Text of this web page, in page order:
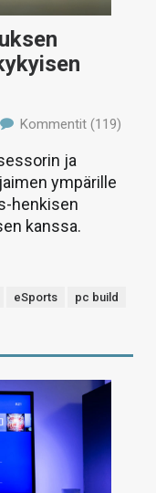
Kommentit (119)
ja
ympärille
henkisen
kanssa.
eSports
pc build